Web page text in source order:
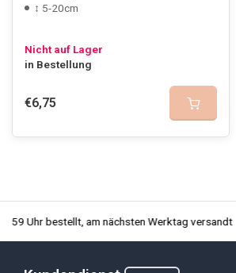
↕ 5-20cm
Nicht auf Lager
in Bestellung
€6,75
Uhr bestellt, am nächsten Werktag versandt